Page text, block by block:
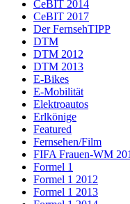
CeBIT 2014
CeBIT 2017
Der FernsehTIPP
DTM
DTM 2012
DTM 2013
E-Bikes
E-Mobilität
Elektroautos
Erlkönige
Featured
Fernsehen/Film
FIFA Frauen-WM
Formel 1
Formel 1 2012
Formel 1 2013